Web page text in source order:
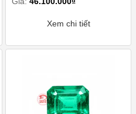
Xem chi tiết